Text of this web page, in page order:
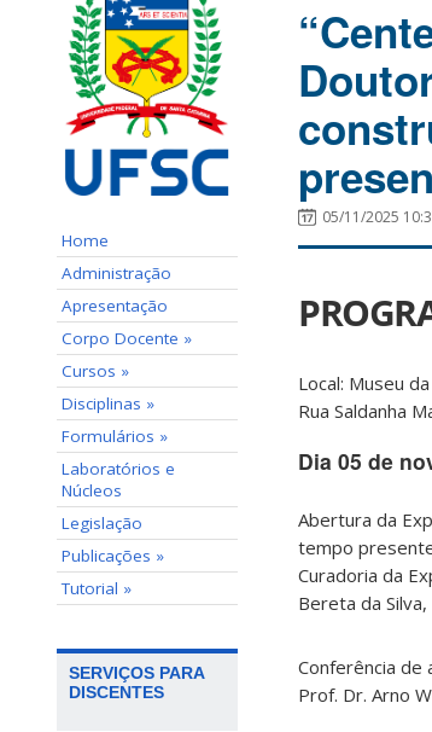
Home
Administração
Apresentação
Corpo Docente »
Cursos »
Disciplinas »
Formulários »
Laboratórios e
Núcleos
Legislação
Publicações »
Tutorial »
SERVIÇOS PARA
DISCENTES
05/11/2025
Local: Museu
Rua Saldanha
Dia 05 de
Abertura da
tempo
Curadoria da
Bereta da
Conferência de
Prof. Dr. Arno